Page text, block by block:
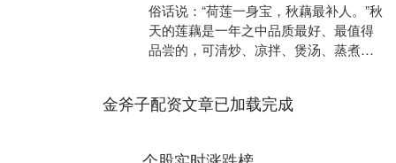
俗话说：“荷莲一身宝，秋藕最补人。”秋
天的莲藕是一年之中品质最好、最值得
品尝的，可清炒、凉拌、煲汤、蒸煮
金斧子配资文章已加载完成